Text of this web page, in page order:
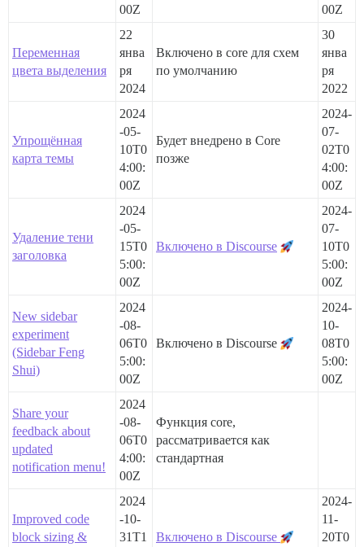
00Z
00Z
Переменная
цвета выделения
22
янва
ря
2024
Включено в core для схем
по умолчанию
30
янва
ря
2022
Упрощённая
карта темы
2024
-05-
10T0
4:00:
00Z
Будет внедрено в Core
позже
2024-
07-
02T0
4:00:
00Z
Удаление тени
заголовка
2024
-05-
15T0
5:00:
00Z
Включено в Discourse
2024-
07-
10T0
5:00:
00Z
New sidebar
experiment
(Sidebar Feng
Shui)
2024
-08-
06T0
5:00:
00Z
Включено в Discourse
2024-
10-
08T0
5:00:
00Z
Share your
feedback about
updated
notification menu!
2024
-08-
06T0
4:00:
00Z
Функция core,
рассматривается как
стандартная
Improved code
block sizing &
2024
-10-
31T1
Включено в Discourse
2024-
11-
20T0